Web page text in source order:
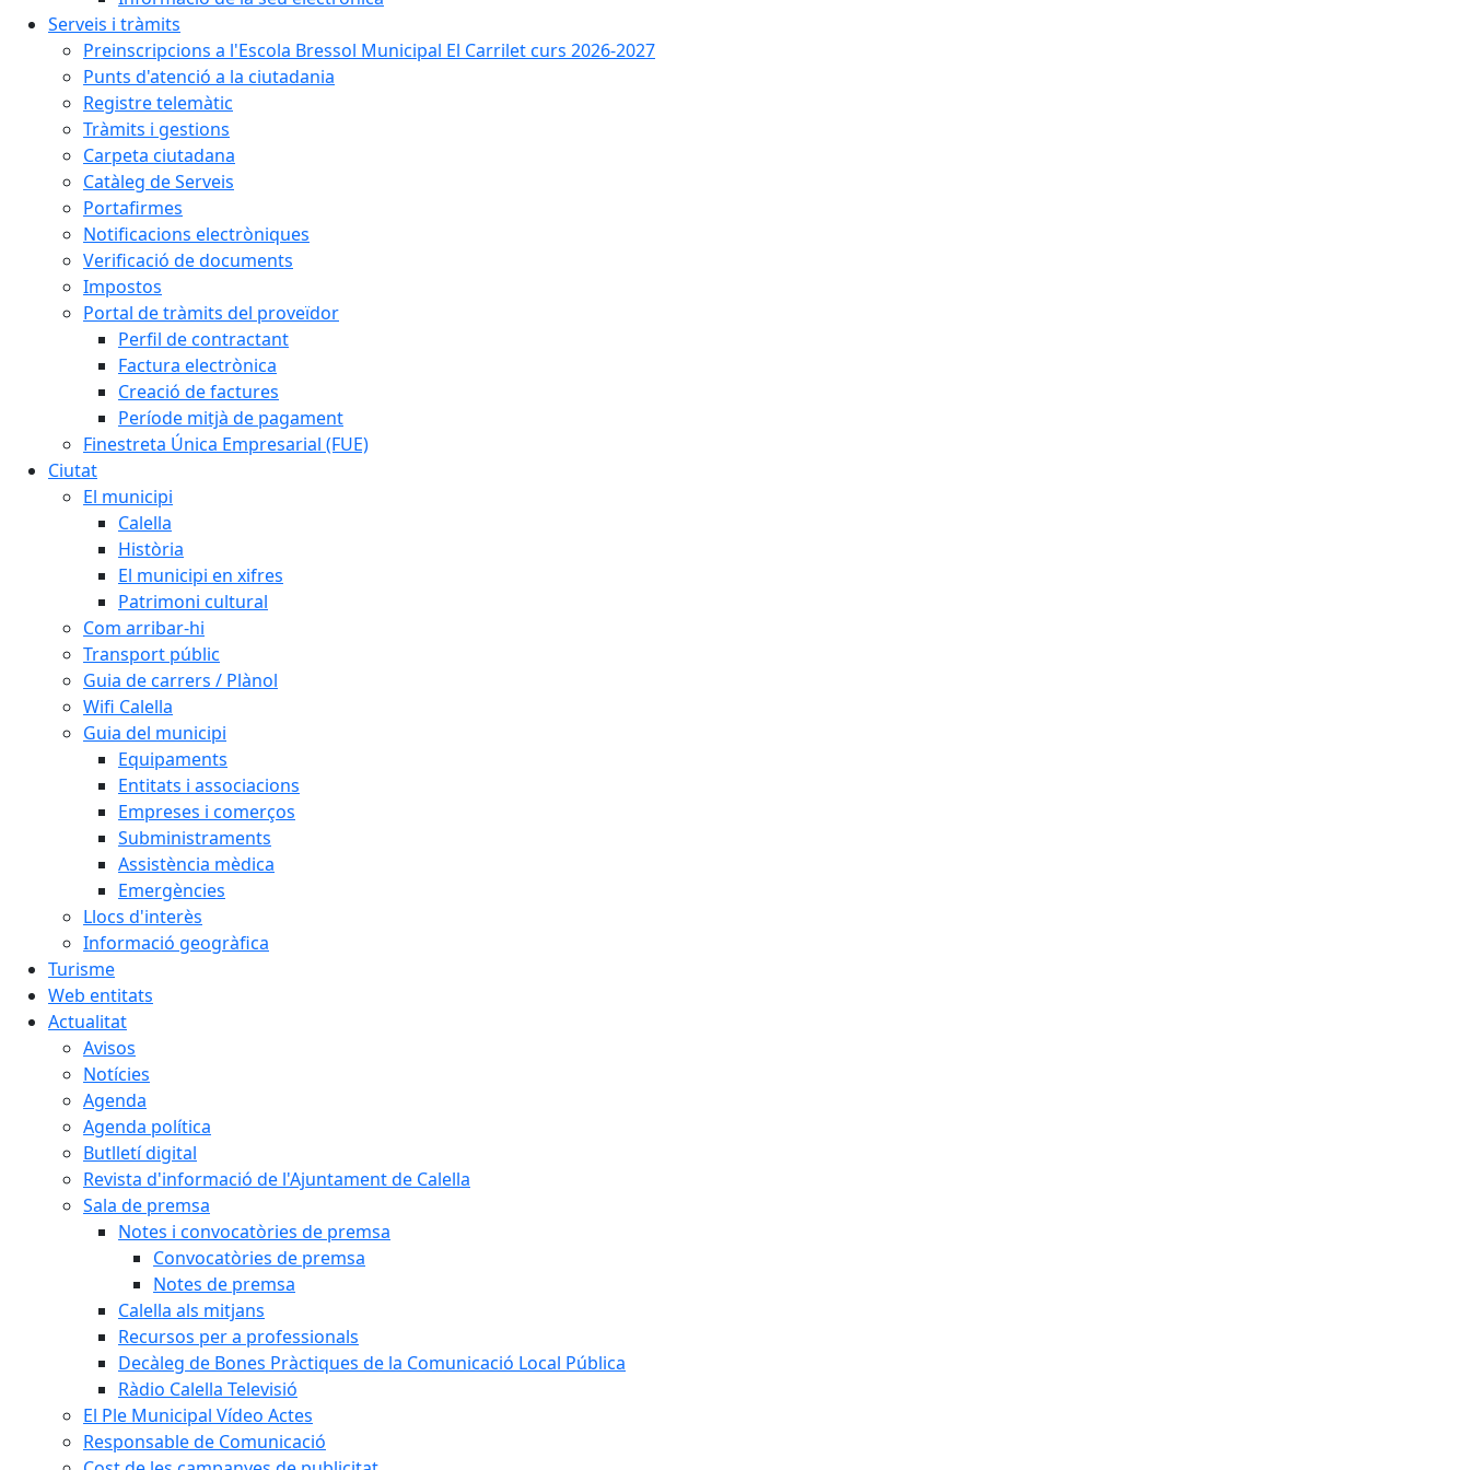
Serveis i tràmits
Preinscripcions a l'Escola Bressol Municipal El Carrilet curs 2026-2027
Punts d'atenció a la ciutadania
Registre telemàtic
Tràmits i gestions
Carpeta ciutadana
Catàleg de Serveis
Portafirmes
Notificacions electròniques
Verificació de documents
Impostos
Portal de tràmits del proveïdor
Perfil de contractant
Factura electrònica
Creació de factures
Període mitjà de pagament
Finestreta Única Empresarial (FUE)
Ciutat
El municipi
Calella
Història
El municipi en xifres
Patrimoni cultural
Com arribar-hi
Transport públic
Guia de carrers / Plànol
Wifi Calella
Guia del municipi
Equipaments
Entitats i associacions
Empreses i comerços
Subministraments
Assistència mèdica
Emergències
Llocs d'interès
Informació geogràfica
Turisme
Web entitats
Actualitat
Avisos
Notícies
Agenda
Agenda política
Butlletí digital
Revista d'informació de l'Ajuntament de Calella
Sala de premsa
Notes i convocatòries de premsa
Convocatòries de premsa
Notes de premsa
Calella als mitjans
Recursos per a professionals
Decàleg de Bones Pràctiques de la Comunicació Local Pública
Ràdio Calella Televisió
El Ple Municipal Vídeo Actes
Responsable de Comunicació